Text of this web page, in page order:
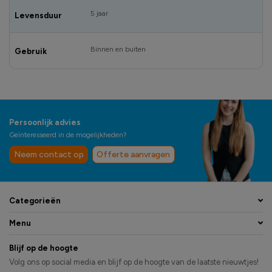
Levensduur 5 jaar
Gebruik Binnen en buiten
Persoonlijk advies
Geïnteresseerd in de mogelijkheden?
Neem contact op Offerte aanvragen
Categorieën
Menu
Blijf op de hoogte
Volg ons op social media en blijf op de hoogte van de laatste nieuwtjes!